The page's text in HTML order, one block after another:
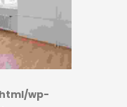
wp-
on value